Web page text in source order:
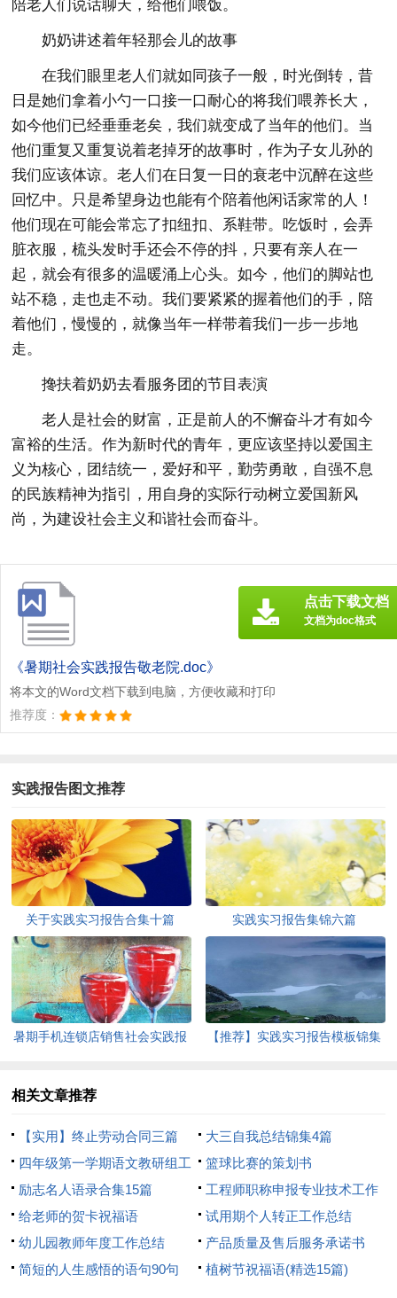
陪老人们说话聊天，给他们喂饭。
奶奶讲述着年轻那会儿的故事
在我们眼里老人们就如同孩子一般，时光倒转，昔
日是她们拿着小勺一口接一口耐心的将我们喂养长大，
如今他们已经垂垂老矣，我们就变成了当年的他们。当
他们重复又重复说着老掉牙的故事时，作为子女儿孙的
我们应该体谅。老人们在日复一日的衰老中沉醉在这些
回忆中。只是希望身边也能有个陪着他闲话家常的人！
他们现在可能会常忘了扣纽扣、系鞋带。吃饭时，会弄
脏衣服，梳头发时手还会不停的抖，只要有亲人在一
起，就会有很多的温暖涌上心头。如今，他们的脚站也
站不稳，走也走不动。我们要紧紧的握着他们的手，陪
着他们，慢慢的，就像当年一样带着我们一步一步地
走。
搀扶着奶奶去看服务团的节目表演
老人是社会的财富，正是前人的不懈奋斗才有如今
富裕的生活。作为新时代的青年，更应该坚持以爱国主
义为核心，团结统一，爱好和平，勤劳勇敢，自强不息
的民族精神为指引，用自身的实际行动树立爱国新风
尚，为建设社会主义和谐社会而奋斗。
《暑期社会实践报告敬老院.doc》
将本文的Word文档下载到电脑，方便收藏和打印
推荐度：
点击下载文档
文档为doc格式
实践报告图文推荐
关于实践实习报告合集十篇 实践实习报告集锦六篇
暑期手机连锁店销售社会实践报
【推荐】实践实习报告模板锦集
相关文章推荐
【实用】终止劳动合同三篇
大三自我总结锦集4篇
四年级第一学期语文教研组工
作计划
篮球比赛的策划书
励志名人语录合集15篇
工程师职称申报专业技术工作
总结
给老师的贺卡祝福语
试用期个人转正工作总结
幼儿园教师年度工作总结
产品质量及售后服务承诺书
简短的人生感悟的语句90句
植树节祝福语(精选15篇)